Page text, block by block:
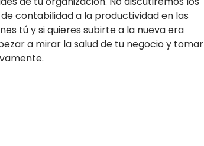
contabilidad a la productividad en las
tú y si quieres subirte a la nueva era
a mirar la salud de tu negocio y tomar